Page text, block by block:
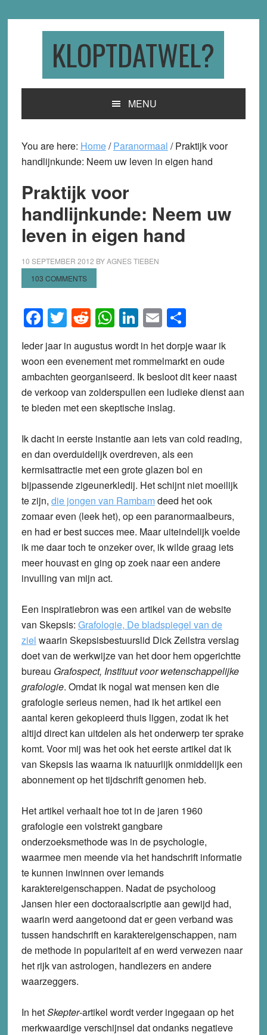
KLOPTDATWEL?
MENU
You are here: Home/ Paranormaal /Praktijk voor
handlijnkunde: Neem uw leven in eigen hand
Praktijk voor
handlijnkunde: Neem uw
leven in eigen hand
10 SEPTEMBER 2012 BYAGNES TIEBEN
103 COMMENTS
Facebook
Twitter
Reddit
WhatsApp
LinkedIn
EmailShare
Ieder jaar in augustus wordt in het dorpje waar ik
woon een evenement met rommelmarkt en oude
ambachten georganiseerd. Ik besloot dit keer naast
de verkoop van zolderspullen een ludieke dienst aan
te bieden met een skeptische inslag.
Ik dacht in eerste instantie aan iets van cold reading,
en dan overduidelijk overdreven, als een
kermisattractie met een grote glazen bol en
bijpassende zigeunerkledij. Het schijnt niet moeilijk
te zijn, die jongen van Rambamdeed het ook
zomaar even (leek het), op een paranormaalbeurs,
en had er best succes mee. Maar uiteindelijk voelde
ik me daar toch te onzeker over, ik wilde graag iets
meer houvast en ging op zoek naar een andere
invulling van mijn act.
Een inspiratiebron was een artikel van de website
van Skepsis: Grafologie, De bladspiegel van de
ziel waarin Skepsisbestuurslid Dick Zeilstra verslag
doet van de werkwijze van het door hem opgerichtte
bureau Grafospect, Instituut voor wetenschappelijke
grafologie. Omdat ik nogal wat mensen ken die
grafologie serieus nemen, had ik het artikel een
aantal keren gekopieerd thuis liggen, zodat ik het
altijd direct kan uitdelen als het onderwerp ter sprake
komt. Voor mij was het ook het eerste artikel dat ik
van Skepsis las waarna ik natuurlijk onmiddelijk een
abonnement op het tijdschrift genomen heb.
Het artikel verhaalt hoe tot in de jaren 1960
grafologie een volstrekt gangbare
onderzoeksmethode was in de psychologie,
waarmee men meende via het handschrift informatie
te kunnen inwinnen over iemands
karaktereigenschappen. Nadat de psycholoog
Jansen hier een doctoraalscriptie aan gewijd had,
waarin werd aangetoond dat er geen verband was
tussen handschrift en karaktereigenschappen, nam
de methode in populariteit af en werd verwezen naar
het rijk van astrologen, handlezers en andere
waarzeggers.
In hetSkepter-artikel wordt verder ingegaan op het
merkwaardige verschijnsel dat ondanks negatieve